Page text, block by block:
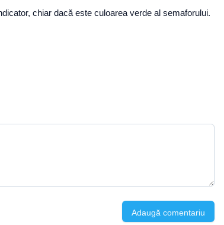
chiar dacă este culoarea verde al semaforului.
Adaugă comentariu